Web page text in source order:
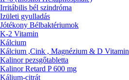
Irritábilis bél szindróma
Izületi gyulladás
Jótékony Bélbaktériumok
K-2 Vitamin
Kálcium
Kálcium ,Cink , Magnézium & D Vitamin
Kalinor pezsgőtabletta
Kalinor Retard P 600 mg
Kálium-citrát